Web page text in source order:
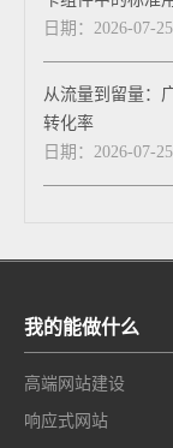
日期：2026-07-25
从流量到留量：
转化率
日期：2026-07-25
我的能做什么
高端网站建设
响应式网站